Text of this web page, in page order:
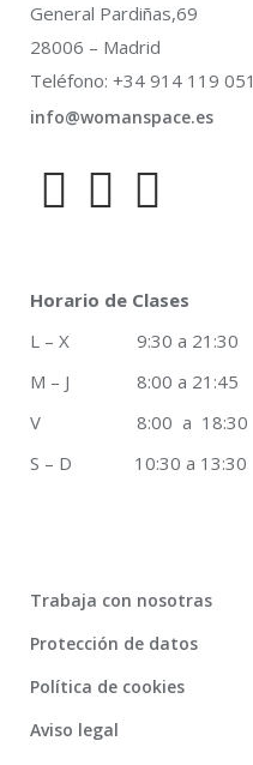
General Pardiñas,69
28006 – Madrid
Teléfono: +34 914 119 051
info@womanspace.es
Horario de Clases
L – X 9:30 a 21:30
M – J 8:00 a 21:45
V 8:00 a 18:30
S – D 10:30 a 13:30
Trabaja con nosotras
Protección de datos
Política de cookies
Aviso legal